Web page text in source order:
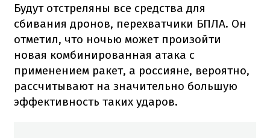
Будут отстреляны все средства для
сбивания дронов, перехватчики БПЛА. Он
отметил, что ночью может произойти
новая комбинированная атака с
применением ракет, а россияне, вероятно,
рассчитывают на значительно большую
эффективность таких ударов.